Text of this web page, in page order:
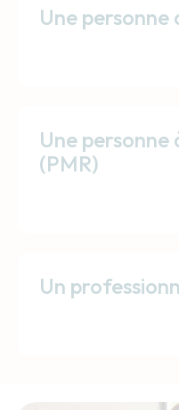
Une
Une
(PMR)
Un